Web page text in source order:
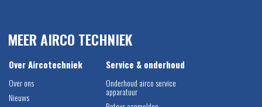
MEER AIRCO TECHNIEK
Over Aircotechniek
Over ons
Nieuws
Service & onderhoud
Onderhoud airco service
apparatuur